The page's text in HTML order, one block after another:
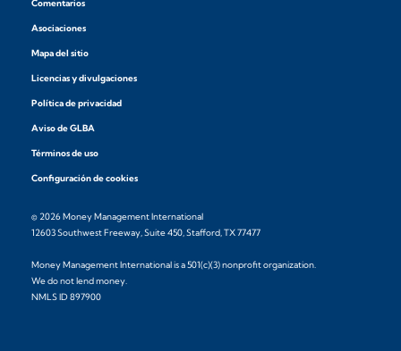
Comentarios
Asociaciones
Mapa del sitio
Licencias y divulgaciones
Política de privacidad
Aviso de GLBA
Términos de uso
Configuración de cookies
© 2026 Money Management International
12603 Southwest Freeway, Suite 450, Stafford, TX 77477
Money Management International is a 501(c)(3) nonprofit organization.
We do not lend money.
NMLS ID 897900